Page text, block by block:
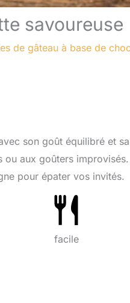
savoureuse
de gâteau à base de
son goût équilibré et
aux goûters
pour épater vos invités.
facile